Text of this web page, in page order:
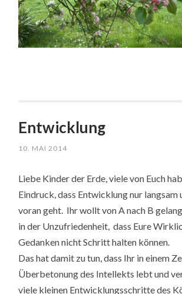
Entwicklung
10. MAI 2014
Liebe Kinder der Erde, viele von Euch
Eindruck, dass Entwicklung nur langsam
voran geht. Ihr wollt von A nach B
in der Unzufriedenheit, dass Eure
Gedanken nicht Schritt halten können.
Das hat damit zu tun, dass Ihr in einem
Überbetonung des Intellekts lebt und
viele kleinen Entwicklungsschritte des